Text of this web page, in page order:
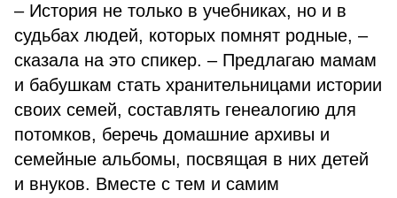
– История не только в учебниках, но и в
судьбах людей, которых помнят родные, –
сказала на это спикер. – Предлагаю мамам
и бабушкам стать хранительницами истории
своих семей, составлять генеалогию для
потомков, беречь домашние архивы и
семейные альбомы, посвящая в них детей
и внуков. Вместе с тем и самим